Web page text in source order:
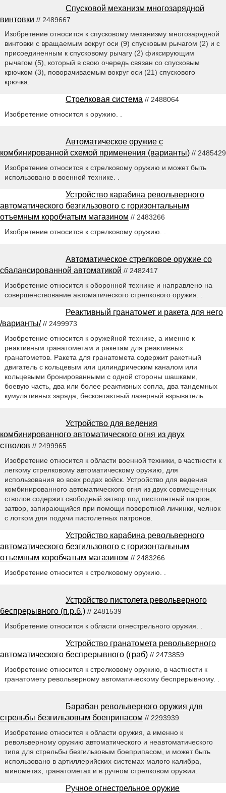
Спусковой механизм многозарядной
винтовки // 2489667
Изобретение относится к спусковому механизму многозарядной
винтовки с вращаемым вокруг оси (9) спусковым рычагом (2) и с
присоединенным к спусковому рычагу (2) фиксирующим
рычагом (5), который в свою очередь связан со спусковым
крючком (3), поворачиваемым вокруг оси (21) спускового
крючка.
Стрелковая система // 2488064
Изобретение относится к оружию. .
Автоматическое оружие с
комбинированной схемой применения (варианты) // 2485429
Изобретение относится к стрелковому оружию и может быть
использовано в военной технике. .
Устройство карабина револьверного
автоматического безгильзового с горизонтальным
отъемным коробчатым магазином // 2483266
Изобретение относится к стрелковому оружию. .
Автоматическое стрелковое оружие со
сбалансированной автоматикой // 2482417
Изобретение относится к оборонной технике и направлено на
совершенствование автоматического стрелкового оружия. .
Реактивный гранатомет и ракета для него
/варианты/ // 2499973
Изобретение относится к оружейной технике, а именно к
реактивным гранатометам и ракетам для реактивных
гранатометов. Ракета для гранатомета содержит ракетный
двигатель с кольцевым или цилиндрическим каналом или
кольцевыми бронированными с одной стороны шашками,
боевую часть, два или более реактивных сопла, два тандемных
кумулятивных заряда, бесконтактный лазерный взрыватель.
Устройство для ведения
комбинированного автоматического огня из двух
стволов // 2499965
Изобретение относится к области военной техники, в частности к
легкому стрелковому автоматическому оружию, для
использования во всех родах войск. Устройство для ведения
комбинированного автоматического огня из двух совмещенных
стволов содержит свободный затвор под пистолетный патрон,
затвор, запирающийся при помощи поворотной личинки, челнок
с лотком для подачи пистолетных патронов.
Устройство карабина револьверного
автоматического безгильзового с горизонтальным
отъемным коробчатым магазином // 2483266
Изобретение относится к стрелковому оружию. .
Устройство пистолета револьверного
беспрерывного (п.р.б.) // 2481539
Изобретение относится к области огнестрельного оружия. .
Устройство гранатомета револьверного
автоматического беспрерывного (граб) // 2473859
Изобретение относится к стрелковому оружию, в частности к
гранатомету револьверному автоматическому беспрерывному. .
Барабан револьверного оружия для
стрельбы безгильзовым боеприпасом // 2293939
Изобретение относится к области оружия, а именно к
револьверному оружию автоматического и неавтоматического
типа для стрельбы безгильзовым боеприпасом, и может быть
использовано в артиллерийских системах малого калибра,
минометах, гранатометах и в ручном стрелковом оружии.
Ручное огнестрельное оружие